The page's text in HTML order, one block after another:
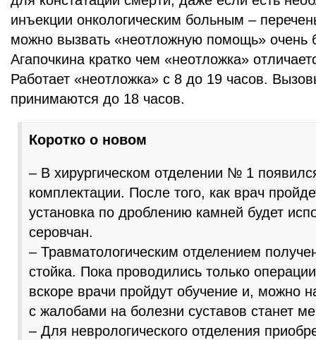
инъекции онкологическим больным –
можно вызвать «неотложную помощь» очень
Агапочкина кратко чем «неотложка»
Работает «неотложка» с 8 до 19 часов.
принимаются до 18 часов.
Коротко о новом
– В хирургическом отделении № 1
комплектации. После того, как врач
установка по дроблению камней будет
серовчан.
– Травматологическим отделением
стойка. Пока проводились только
вскоре врачи пройдут обучение и, можно
с жалобами на болезни суставов станет
– Для неврологического отделения